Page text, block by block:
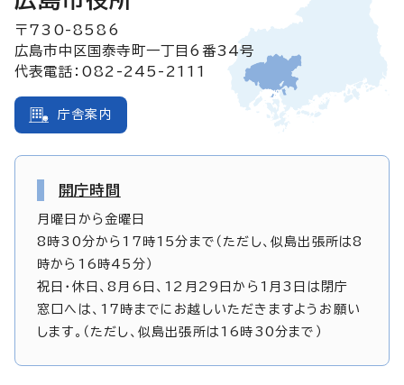
〒730-8586
広島市中区国泰寺町一丁目6番34号
代表電話：082-245-2111
庁舎案内
開庁時間
月曜日から金曜日
8時30分から17時15分まで（ただし、似島出張所は8
時から16時45分）
祝日・休日、8月6日、12月29日から1月3日は閉庁
窓口へは、17時までにお越しいただきますようお願い
します。（ただし、似島出張所は16時30分まで）